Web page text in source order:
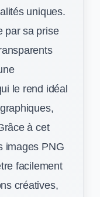
uniques.
par sa prise
le rend idéal
à cet
images PNG
facilement
créatives,